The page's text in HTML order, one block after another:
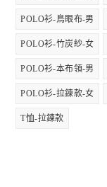
POLO衫-鳥眼布-男
POLO衫-竹炭紗-女
POLO衫-本布領-男
POLO衫-拉鍊款-女
T恤-拉鍊款